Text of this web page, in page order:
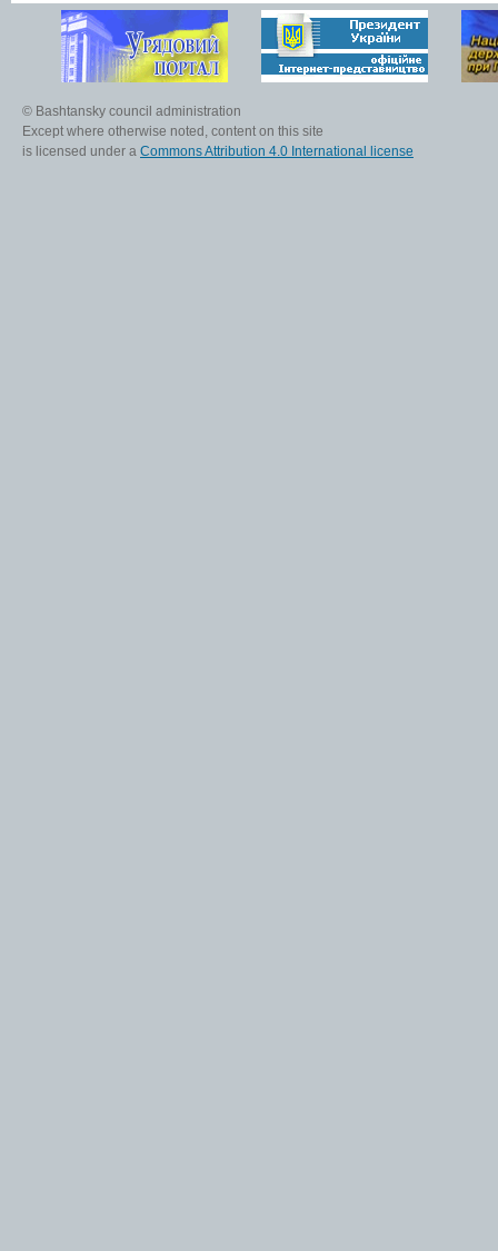
© Bashtansky council administration
Except where otherwise noted, content on this site
is licensed under a Commons Attribution 4.0 International license